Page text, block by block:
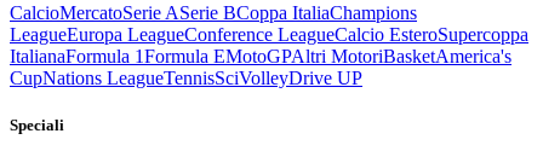
CalcioMercatoSerie ASerie BCoppa ItaliaChampions
LeagueEuropa LeagueConference LeagueCalcio EsteroSupercoppa
ItalianaFormula 1Formula EMotoGPAltri MotoriBasketAmerica's
CupNations LeagueTennisSciVolleyDrive UP
Speciali